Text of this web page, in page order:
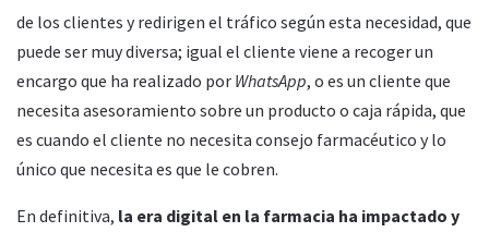
de los clientes y redirigen el tráfico según esta necesidad, que
puede ser muy diversa; igual el cliente viene a recoger un
encargo que ha realizado por WhatsApp, o es un cliente que
necesita asesoramiento sobre un producto o caja rápida, que
es cuando el cliente no necesita consejo farmacéutico y lo
único que necesita es que le cobren.
En definitiva, la era digital en la farmacia ha impactado y